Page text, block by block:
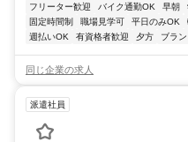
フリーター歓迎 バイク通勤OK 早朝
固定時間制
職場見学可 平日のみOK
週払いOK
有資格者歓迎 夕方 ブラ
同じ企業の求人
派遣社員